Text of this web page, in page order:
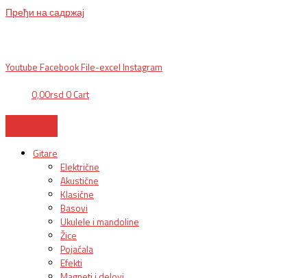
Пређи на садржај
Youtube Facebook File-excel Instagram
0,00rsd 0 Cart
Gitare
Električne
Akustične
Klasične
Basovi
Ukulele i mandoline
Žice
Pojačala
Efekti